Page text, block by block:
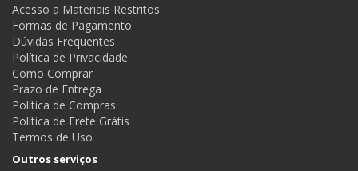
Acesso a Materiais Restritos
Formas de Pagamento
Dúvidas Frequentes
Política de Privacidade
Como Comprar
Prazo de Entrega
Política de Compras
Política de Frete Grátis
Termos de Uso
Outros serviços